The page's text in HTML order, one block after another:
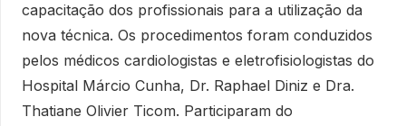
capacitação dos profissionais para a utilização da
nova técnica. Os procedimentos foram conduzidos
pelos médicos cardiologistas e eletrofisiologistas do
Hospital Márcio Cunha, Dr. Raphael Diniz e Dra.
Thatiane Olivier Ticom. Participaram do